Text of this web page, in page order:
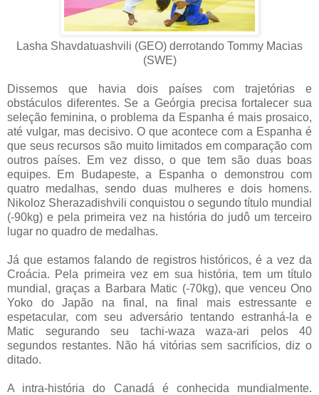
Lasha Shavdatuashvili (GEO) derrotando Tommy Macias
(SWE)
Dissemos que havia dois países com trajetórias e
obstáculos diferentes. Se a Geórgia precisa fortalecer sua
seleção feminina, o problema da Espanha é mais prosaico,
até vulgar, mas decisivo. O que acontece com a Espanha é
que seus recursos são muito limitados em comparação com
outros países. Em vez disso, o que tem são duas boas
equipes. Em Budapeste, a Espanha o demonstrou com
quatro medalhas, sendo duas mulheres e dois homens.
Nikoloz Sherazadishvili conquistou o segundo título mundial
(-90kg) e pela primeira vez na história do judô um terceiro
lugar no quadro de medalhas.
Já que estamos falando de registros históricos, é a vez da
Croácia. Pela primeira vez em sua história, tem um título
mundial, graças a Barbara Matic (-70kg), que venceu Ono
Yoko do Japão na final, na final mais estressante e
espetacular, com seu adversário tentando estranhá-la e
Matic segurando seu tachi-waza waza-ari pelos 40
segundos restantes. Não há vitórias sem sacrifícios, diz o
ditado.
A intra-história do Canadá é conhecida mundialmente.